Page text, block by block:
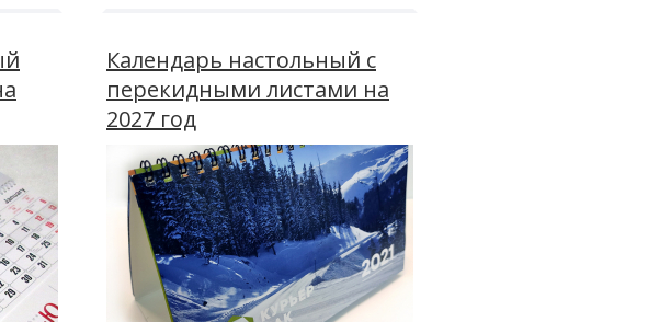
Календарь настольный c
перекидными листами на
2027 год